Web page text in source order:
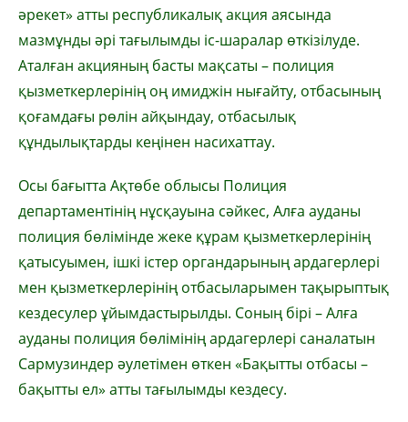
әрекет» атты республикалық акция аясында
мазмұнды әрі тағылымды іс-шаралар өткізілуде.
Аталған акцияның басты мақсаты – полиция
қызметкерлерінің оң имиджін нығайту, отбасының
қоғамдағы рөлін айқындау, отбасылық
құндылықтарды кеңінен насихаттау.
Осы бағытта Ақтөбе облысы Полиция
департаментінің нұсқауына сәйкес, Алға ауданы
полиция бөлімінде жеке құрам қызметкерлерінің
қатысуымен, ішкі істер органдарының ардагерлері
мен қызметкерлерінің отбасыларымен тақырыптық
кездесулер ұйымдастырылды. Соның бірі – Алға
ауданы полиция бөлімінің ардагерлері саналатын
Сармузиндер әулетімен өткен «Бақытты отбасы –
бақытты ел» атты тағылымды кездесу.